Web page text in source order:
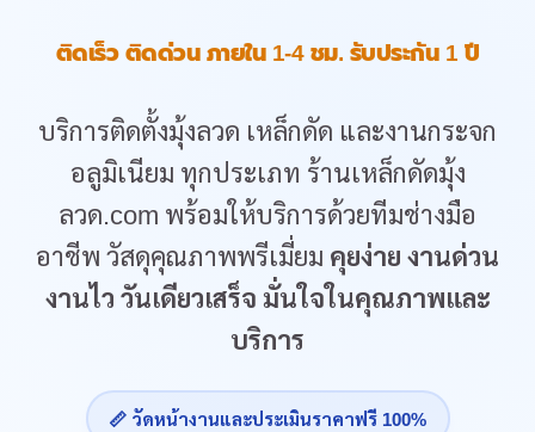
ติดเร็ว ติดด่วน ภายใน 1-4 ชม. รับประกัน 1 ปี
บริการติดตั้งมุ้งลวด เหล็กดัด และงานกระจก
อลูมิเนียม ทุกประเภท ร้านเหล็กดัดมุ้ง
ลวด.com พร้อมให้บริการด้วยทีมช่างมือ
อาชีพ วัสดุคุณภาพพรีเมี่ยม คุยง่าย งานด่วน
งานไว วันเดียวเสร็จ มั่นใจในคุณภาพและ
บริการ
📏 วัดหน้างานและประเมินราคาฟรี 100%